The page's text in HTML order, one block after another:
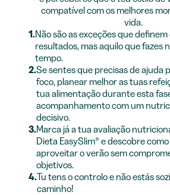
compatível com os melhores
vida.
1.Não são as exceções que
resultados, mas aquilo que fazes
tempo.
2.Se sentes que precisas de ajuda
foco, planear melhor as tuas
tua alimentação durante esta
acompanhamento com um
decisivo.
3.Marca já a tua avaliação
Dieta EasySlim® e descobre
aproveitar o verão sem
objetivos.
4.Tu tens o controlo e não estás
caminho!